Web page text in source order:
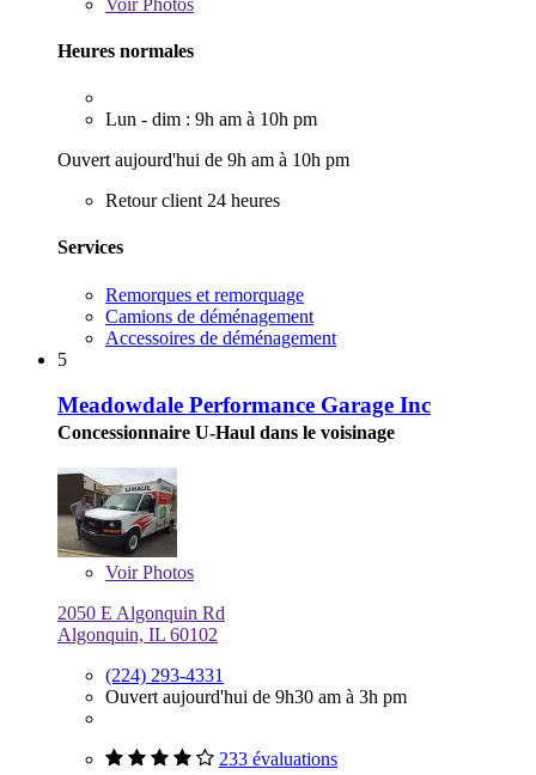
Heures normales
Lun - dim : 9h am à 10h pm
Ouvert aujourd'hui de 9h am à 10h pm
Retour client 24 heures
Services
Remorques et remorquage
Camions de déménagement
Accessoires de déménagement
5
Meadowdale Performance Garage Inc
Concessionnaire U-Haul dans le voisinage
VoirPhotos
2050 E Algonquin Rd
Algonquin, IL 60102
(224) 293-4331
Ouvert aujourd'hui de 9h30 am à 3h pm
233 évaluations